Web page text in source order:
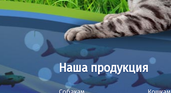
Наша продукция